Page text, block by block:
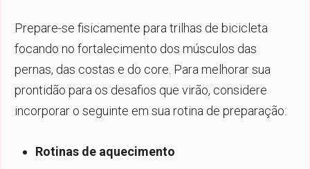
Prepare-se fisicamente para trilhas de bicicleta
focando no fortalecimento dos músculos das
pernas, das costas e do core. Para melhorar sua
prontidão para os desafios que virão, considere
incorporar o seguinte em sua rotina de preparação:
Rotinas de aquecimento